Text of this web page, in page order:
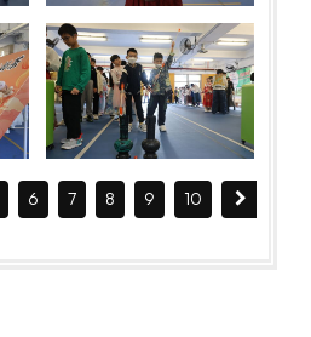
6 7 8 9 10